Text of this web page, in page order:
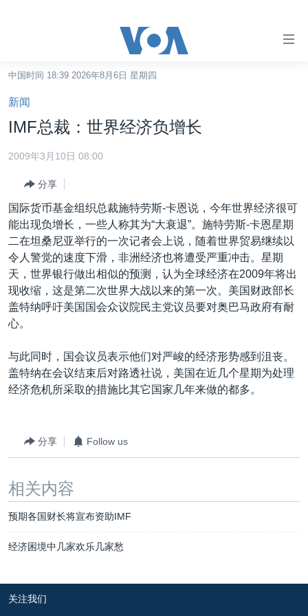
碍
链
跳
转
容
跳
导
航
跳
索
港澳
国际
最新国际新闻
印太
中东
欧洲
美洲
全球议题
分类新闻
经济·金融·贸易
人权·法律·宗教
科教·文娱·体健
劳工
环境
美中关系
热点专题
白宫要闻
美中关系
美国建国250周年
美国之音专访
重要讲话与声明
台海两岸关系
南中国海争端
GEN Z 看美国
VOA视频
中文广播
关注我们
其他语言网站
中国时间 18:39 2026年8月6日 星期四
新闻
IMF总裁：世界经济负增长
2009年3月10日 08:00
分享
国际货币基金组织总裁施特劳斯-卡恩说，今年世界经济很可
能出现负增长，一些人称其为“大衰退”。施特劳斯-卡恩星期
二在坦桑尼亚举行的一次记者会上说，随着世界贸易继续以
令人警觉的速度下滑，非洲经济也将遭受严重冲击。星期
天，世界银行做出相似的预测，认为全球经济在2009年将出
现收缩，这是第二次世界大战以来的第一次。美国财政部长
盖特纳呼吁美国国会众议院民主党议员要对奥巴马政府有耐
心。
与此同时，国会议员表示他们对严峻的经济形势感到沮丧。
盖特纳在会议结束后对路透社说，美国在近几个星期为处理
经济危机所采取的措施比其它国家几年来做的都多。
分享 Follow us
相关内容
预期各国财长将宣布资助IMF
经济困境中几家欢乐几家愁
关注我们